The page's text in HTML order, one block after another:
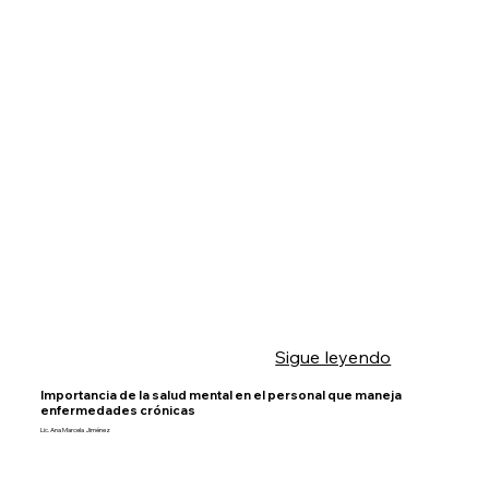
Sigue leyendo
Importancia de la salud mental en el personal que maneja
enfermedades crónicas
Lic. Ana Marcela Jiménez